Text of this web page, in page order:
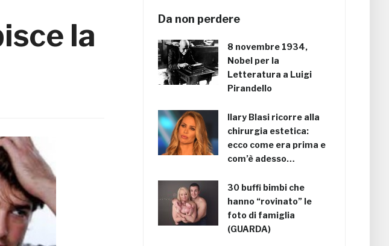
la
Da non perdere
8 novembre 1934,
Nobel per la
Letteratura a Luigi
Pirandello
Ilary Blasi ricorre alla
chirurgia estetica:
ecco come era prima e
com’è adesso…
30 buffi bimbi che
hanno “rovinato” le
foto di famiglia
(GUARDA)